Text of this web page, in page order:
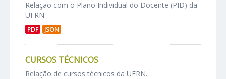
Relação com o Plano Individual do Docente (PID) da
UFRN.
PDF JSON
CURSOS TÉCNICOS
Relação de cursos técnicos da UFRN.